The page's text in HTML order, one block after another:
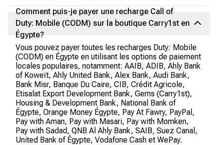
Comment puis-je payer une recharge Call of
Duty: Mobile (CODM) sur la boutique Carry1st en
Égypte?
Vous pouvez payer toutes les recharges Duty: Mobile
(CODM) en Égypte en utilisant les options de paiement
locales populaires, notamment: AAIB, ADIB, Ahly Bank
of Koweït, Ahly United Bank, Alex Bank, Audi Bank,
Bank Misr, Banque Du Caire, CIB, Crédit Agricole,
Etisalat Export Development Bank, Gems (Carry1st),
Housing & Development Bank, National Bank of
Égypte, Orange Money Égypte, Pay At Fawry, PayPal,
Pay with Aman, Pay with Masari, Pay with Momken,
Pay with Sadad, QNB Al Ahly Bank, SAIB, Suez Canal,
United Bank of Égypte, Vodafone Cash et WePay.